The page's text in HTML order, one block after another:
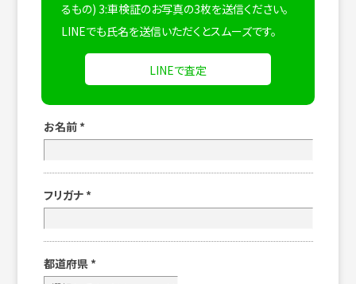
るもの) 3:車検証のお写真の3枚を送信ください。
LINEでも氏名を送信いただくとスムーズです。
LINEで査定
お名前 *
フリガナ *
都道府県 *